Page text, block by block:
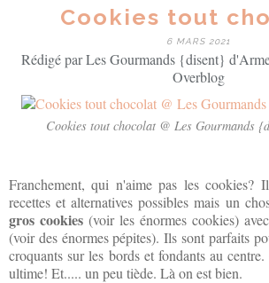
Cookies tout
6 MARS 2021
Rédigé par Les Gourmands {disent}
Overblog
Cookies tout chocolat @ Les Gourmands
Franchement, qui n'aime pas les
recettes et alternatives possibles mais un
gros cookies (voir les énormes cookies)
(voir des énormes pépites). Ils sont parfaits
croquants sur les bords et fondants au
ultime! Et..... un peu tiède. Là on est bien.